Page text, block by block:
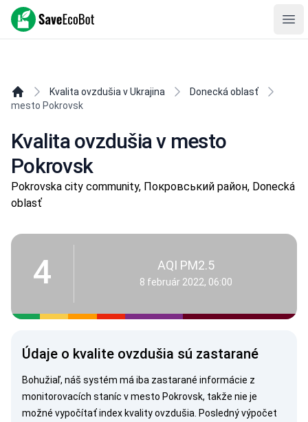
SaveEcoBot
Kvalita ovzdušia v Ukrajina
Donecká oblasť
mesto Pokrovsk
Kvalita ovzdušia v mesto
Pokrovsk
Pokrovska city community, Покровський район, Donecká
oblasť
4 AQI PM2.5
8 február 2022, 06:00
Údaje o kvalite ovzdušia sú zastarané
Bohužiaľ, náš systém má iba zastarané informácie z
monitorovacích staníc v mesto Pokrovsk, takže nie je
možné vypočítať index kvality ovzdušia. Posledný výpočet